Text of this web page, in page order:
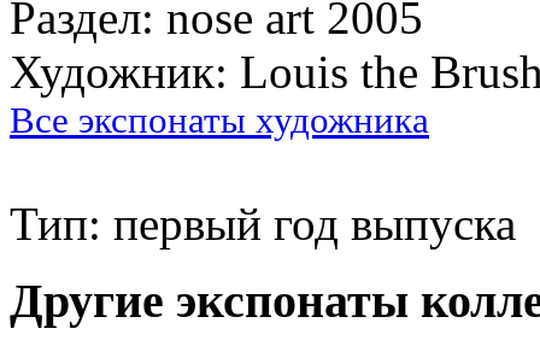
Раздел: nose art 2005
Художник: Louis the
Все экспонаты художника
Тип: первый год выпуска
Другие экспонаты